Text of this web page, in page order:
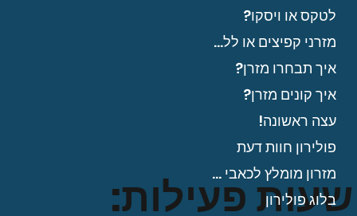
שעות פעילות:
לטקס או ויסקו?
מזרני קפיצים או ללא?
איך תבחרו מזרן?
איך קונים מזרן?
עצה ראשונה!
פולירון חוות דעת
מזרון מומלץ לכאבי גב?
בלוג פולירון